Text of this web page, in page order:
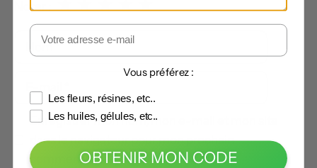
Noter :
Enregistrer mon nom, mon e-mail et mon site
dans le navigateur pour mon prochain
commentaire.
Vous préférez :
Les fleurs, résines, etc..
Les huiles, gélules, etc..
OBTENIR MON CODE